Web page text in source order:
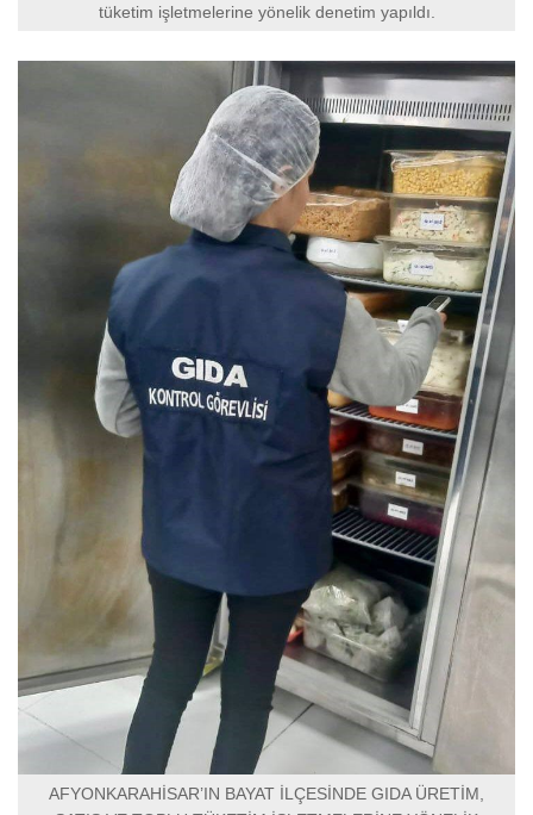
tüketim işletmelerine yönelik denetim yapıldı.
AFYONKARAHİSAR’IN BAYAT İLÇESİNDE GIDA ÜRETİM,